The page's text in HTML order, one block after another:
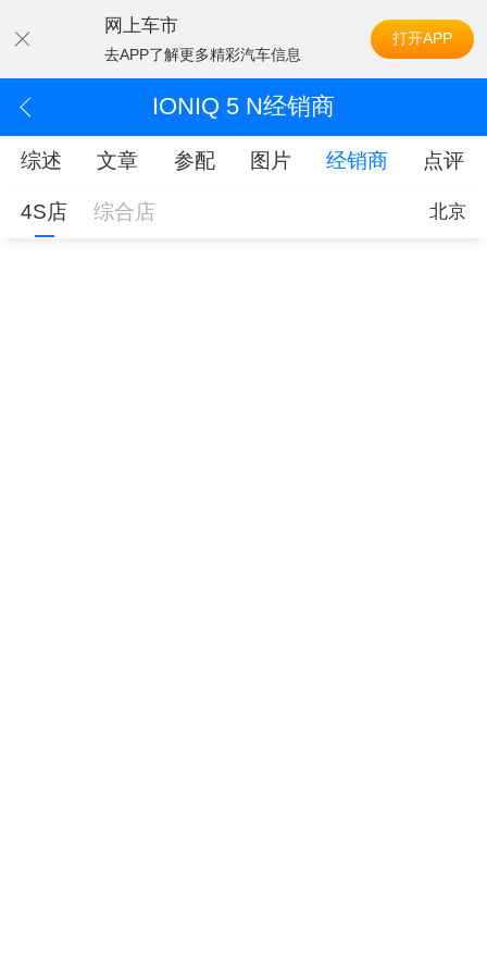
网上车市
去APP了解更多精彩汽车信息
打开APP
IONIQ 5 N经销商
综述 文章 参配 图片 经销商 点评
4S店 综合店 北京